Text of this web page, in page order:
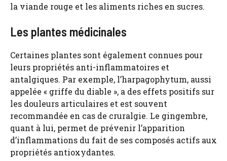
la viande rouge et les aliments riches en sucres.
Les plantes médicinales
Certaines plantes sont également connues pour
leurs propriétés anti-inflammatoires et
antalgiques. Par exemple, l’harpagophytum, aussi
appelée « griffe du diable », a des effets positifs sur
les douleurs articulaires et est souvent
recommandée en cas de cruralgie. Le gingembre,
quant à lui, permet de prévenir l’apparition
d’inflammations du fait de ses composés actifs aux
propriétés antioxydantes.